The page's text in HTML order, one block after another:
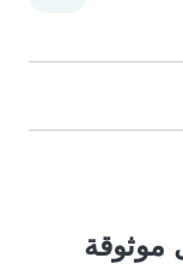
موثوقة